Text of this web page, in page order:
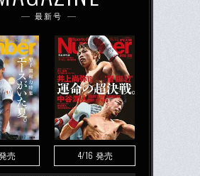
最新号
売 4/16 発売